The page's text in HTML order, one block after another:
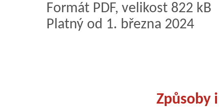
Formát PDF, velikost 822 kB
Platný od 1. března 2024
Způsoby